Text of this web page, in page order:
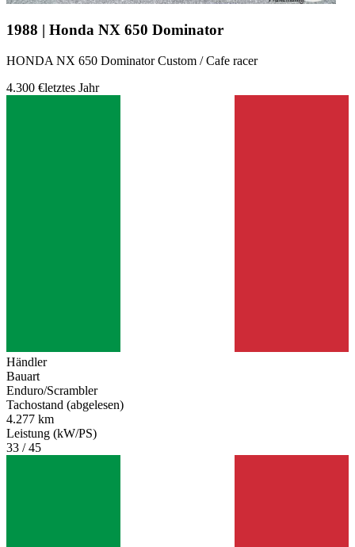
1988 | Honda NX 650 Dominator
HONDA NX 650 Dominator Custom / Cafe racer
4.300 €letztes Jahr
Händler
Bauart
Enduro/Scrambler
Tachostand (abgelesen)
4.277 km
Leistung (kW/PS)
33 / 45